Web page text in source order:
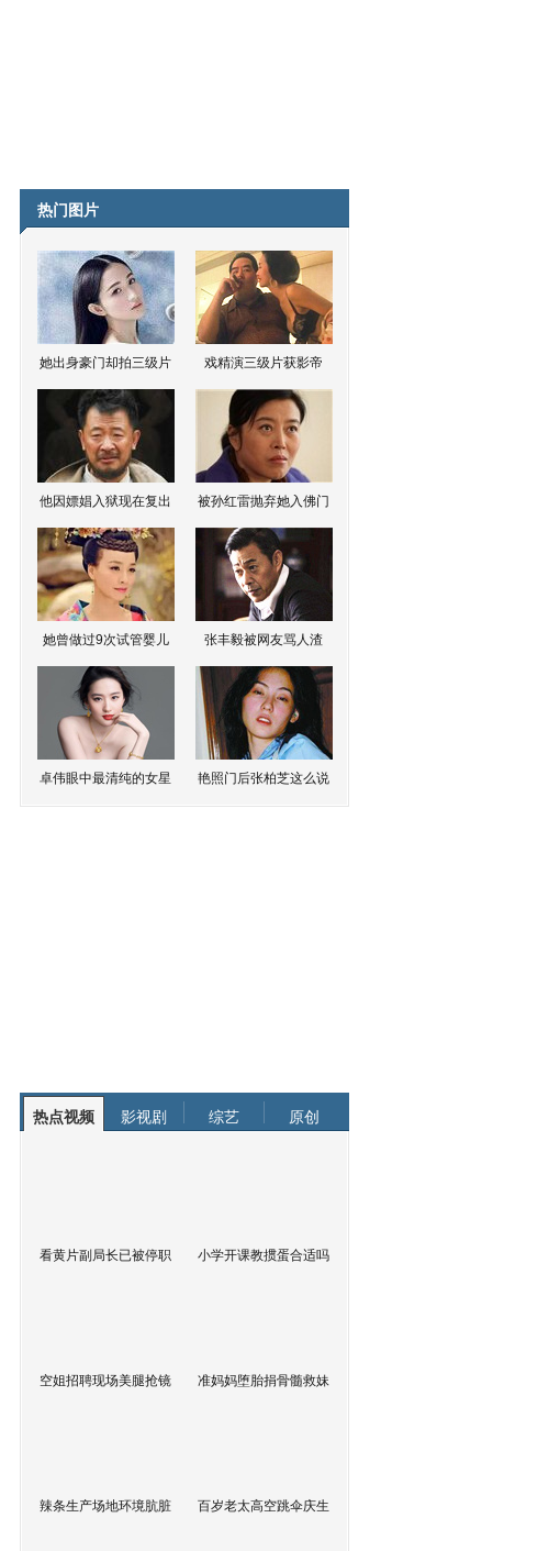
热门图片
她出身豪门却拍三级片 戏精演三级片获影帝
他因嫖娼入狱现在复出 被孙红雷抛弃她入佛门
她曾做过9次试管婴儿 张丰毅被网友骂人渣
卓伟眼中最清纯的女星 艳照门后张柏芝这么说
热点视频 影视剧 综艺 原创
看黄片副局长已被停职 小学开课教掼蛋合适吗
空姐招聘现场美腿抢镜 准妈妈堕胎捐骨髓救妹
辣条生产场地环境肮脏 百岁老太高空跳伞庆生